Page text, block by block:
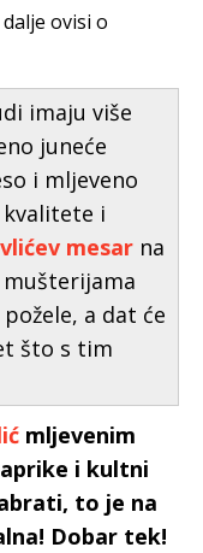
ovisi o
imaju više
juneće
i mljeveno
kvalitete i
mesar na
a dat će
što s tim
mljevenim
i kultni
to je na
Dobar tek!